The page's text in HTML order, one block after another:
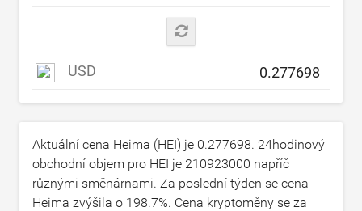
USD
Aktuální cena Heima (HEI) je 0.277698. 24hodinový
obchodní objem pro HEI je 210923000 napříč
různými směnárnami. Za poslední týden se cena
Heima zvýšila o 198.7%. Cena kryptoměny se za